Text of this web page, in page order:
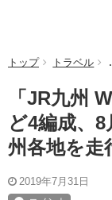
トップ トラベル
「JR九州
ど4編成、
州各地を走
2019年7月31日